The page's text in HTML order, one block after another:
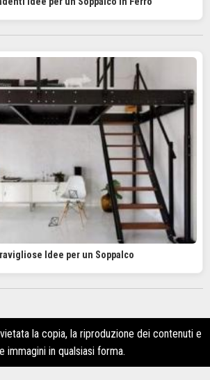
Idee per un Soppalco
la copia, la riproduzione dei contenuti e
immagini in qualsiasi forma.